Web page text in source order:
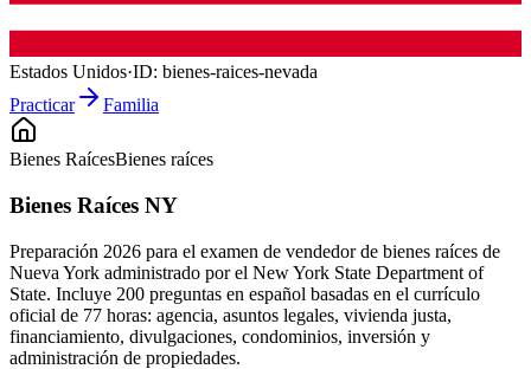
Estados Unidos·ID: bienes-raices-nevada
Practicar
Familia
Bienes RaícesBienes raíces
Bienes Raíces NY
Preparación 2026 para el examen de vendedor de bienes raíces de
Nueva York administrado por el New York State Department of
State. Incluye 200 preguntas en español basadas en el currículo
oficial de 77 horas: agencia, asuntos legales, vivienda justa,
financiamiento, divulgaciones, condominios, inversión y
administración de propiedades.